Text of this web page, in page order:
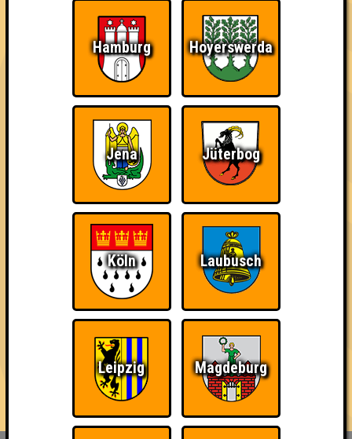
Wir dürfen euch die kleine aber feine "Nepomuk Quiznight" in
Plagwitz präsentieren.
Abwechselnd ausgetüftelt und präsentiert von unseren guten
Freunden Hiero, Felix, Eva & Richard erwarten euch fünf Runden
mit jeweils bis zu 10 Fragen in den verschiedensten Formen,
Farben und Schwierigkeitsgraden.
Der Platz ist begrenzt, also reserviert am besten schnell einen
Tisch für euer Team, das maximal aus acht Personen bestehen
darf - Link in der Bio!
...und wenn du Bock hast, auch mal ein Quiz zu hosten, dann
melde dich einfach bei uns - wir sind immer auf der Suche nach
neuen Quizmaster*innen 🥰
🌐 www.quizlabor.de
🏨 Nepomuk | Zschochersche Str. 57, 04229 Leipzig
📅 (fast) jede Woche
🕢 Einlass: 19:00 Uhr
🕗 Beginn: 19:30 Uhr
⁉ 5 Runden mit verschiedenen Kategorien
Hamburg Hoyerswerda
Jena Jüterbog
Köln Laubusch
Leipzig Magdeburg